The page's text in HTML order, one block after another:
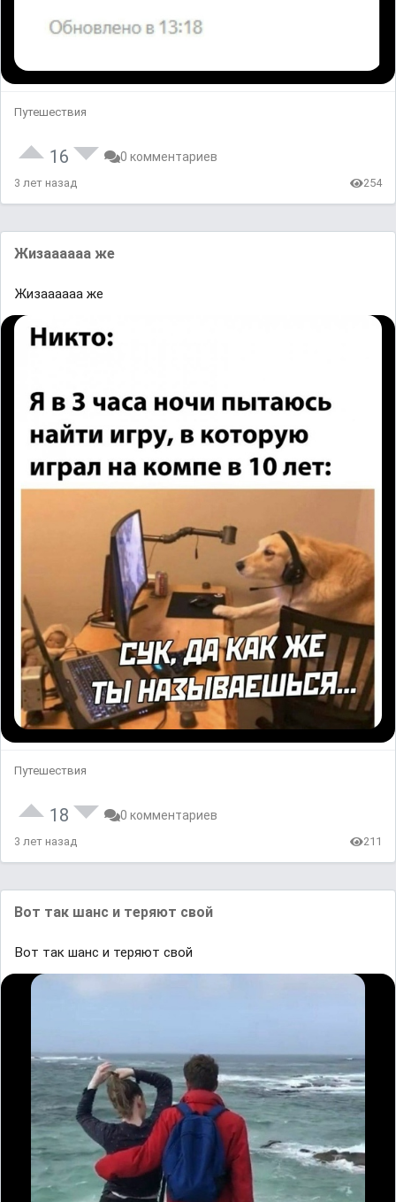
Путешествия
16 0 комментариев
3 лет назад 254
Жизаааааа же
Жизаааааа же
Путешествия
18 0 комментариев
3 лет назад 211
Вот так шанс и теряют свой
Вот так шанс и теряют свой